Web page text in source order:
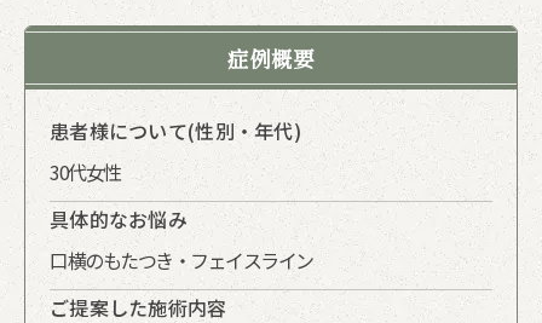
症例概要
患者様について(性別・年代)
30代女性
具体的なお悩み
口横のもたつき・フェイスライン
ご提案した施術内容